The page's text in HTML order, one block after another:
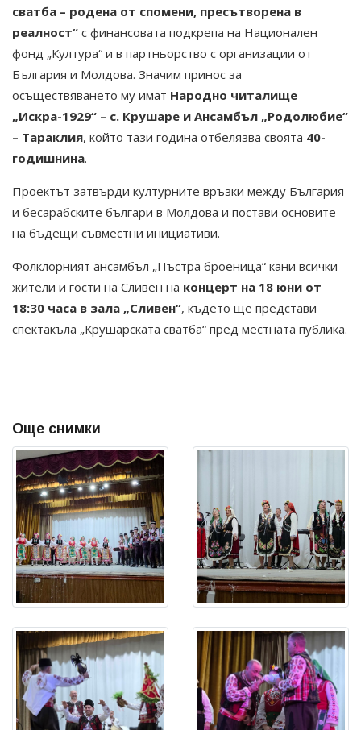
сватба – родена от спомени, пресътворена в
реалност“ с финансовата подкрепа на Национален
фонд „Култура“ и в партньорство с организации от
България и Молдова. Значим принос за
осъществяването му имат Народно читалище
„Искра-1929“ – с. Крушаре и Ансамбъл „Родолюбие“
– Тараклия, който тази година отбелязва своята 40-
годишнина.
Проектът затвърди културните връзки между България
и бесарабските българи в Молдова и постави основите
на бъдещи съвместни инициативи.
Фолклорният ансамбъл „Пъстра броеница“ кани всички
жители и гости на Сливен на концерт на 18 юни от
18:30 часа в зала „Сливен“, където ще представи
спектакъла „Крушарската сватба“ пред местната публика.
Още снимки